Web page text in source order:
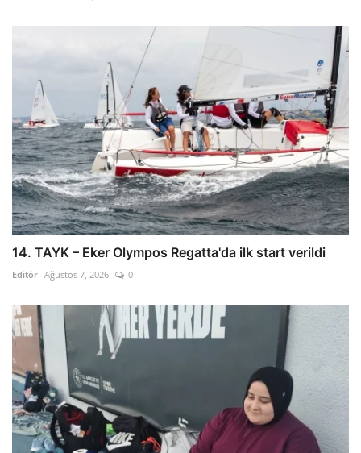
14. TAYK – Eker Olympos Regatta'da ilk start verildi
Editör Ağustos 7, 2026 0